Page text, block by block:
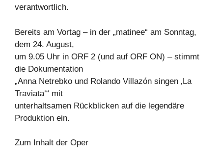
verantwortlich.
Bereits am Vortag – in der „matinee“ am Sonntag,
dem 24. August,
um 9.05 Uhr in ORF 2 (und auf ORF ON) – stimmt
die Dokumentation
„Anna Netrebko und Rolando Villazón singen ‚La
Traviata‘“ mit
unterhaltsamen Rückblicken auf die legendäre
Produktion ein.
Zum Inhalt der Oper